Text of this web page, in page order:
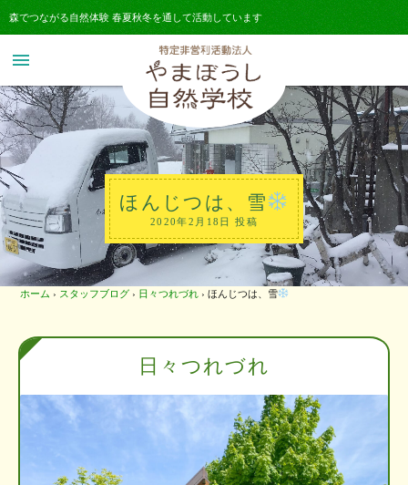
森でつながる自然体験 春夏秋冬を通して活動しています
menu
ほんじつは、雪
2020年2月18日 投稿
ホーム › スタッフブログ › 日々つれづれ › ほんじつは、雪
日々つれづれ